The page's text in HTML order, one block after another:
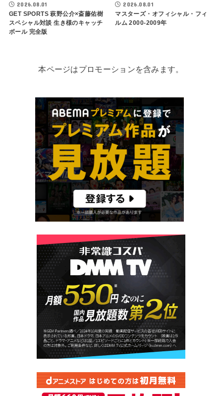
2026.08.01
GET SPORTS 萩野公介×斎藤佑樹
スペシャル対談 生き様のキャッチ
ボール 完全版
2026.08.01
マスターズ・オフィシャル・フィ
ルム 2000-2009年
本ページはプロモーションを含みます。